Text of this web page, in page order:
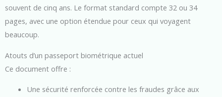
souvent de cinq ans. Le format standard compte 32 ou 34
pages, avec une option étendue pour ceux qui voyagent
beaucoup.
Atouts d’un passeport biométrique actuel
Ce document offre :
Une sécurité renforcée contre les fraudes grâce aux